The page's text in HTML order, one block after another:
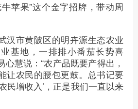
苹果”这个金字招牌，带动周
市黄陂区的明卉源生态农业
基地，一排排小番茄长势喜
心慧说：“农产品既要产得出，
让农民的腰包更鼓。总书记要
民增收入’，正是我们一直以来